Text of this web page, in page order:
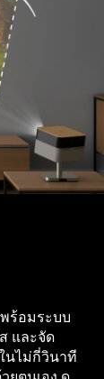
ร้อมระบบ
และจัด
นไม่กี่วินาที